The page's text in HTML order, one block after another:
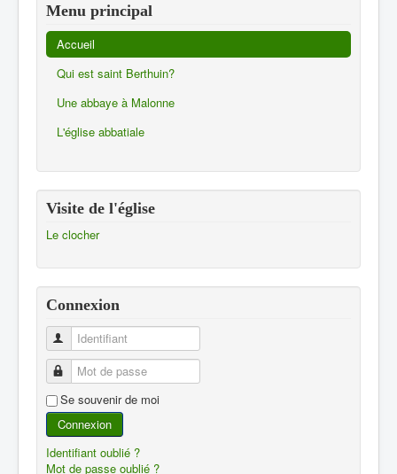
Menu principal
Accueil
Qui est saint Berthuin?
Une abbaye à Malonne
L'église abbatiale
Visite de l'église
Le clocher
Connexion
Identifiant
Mot de passe
Se souvenir de moi
Connexion
Identifiant oublié ?
Mot de passe oublié ?